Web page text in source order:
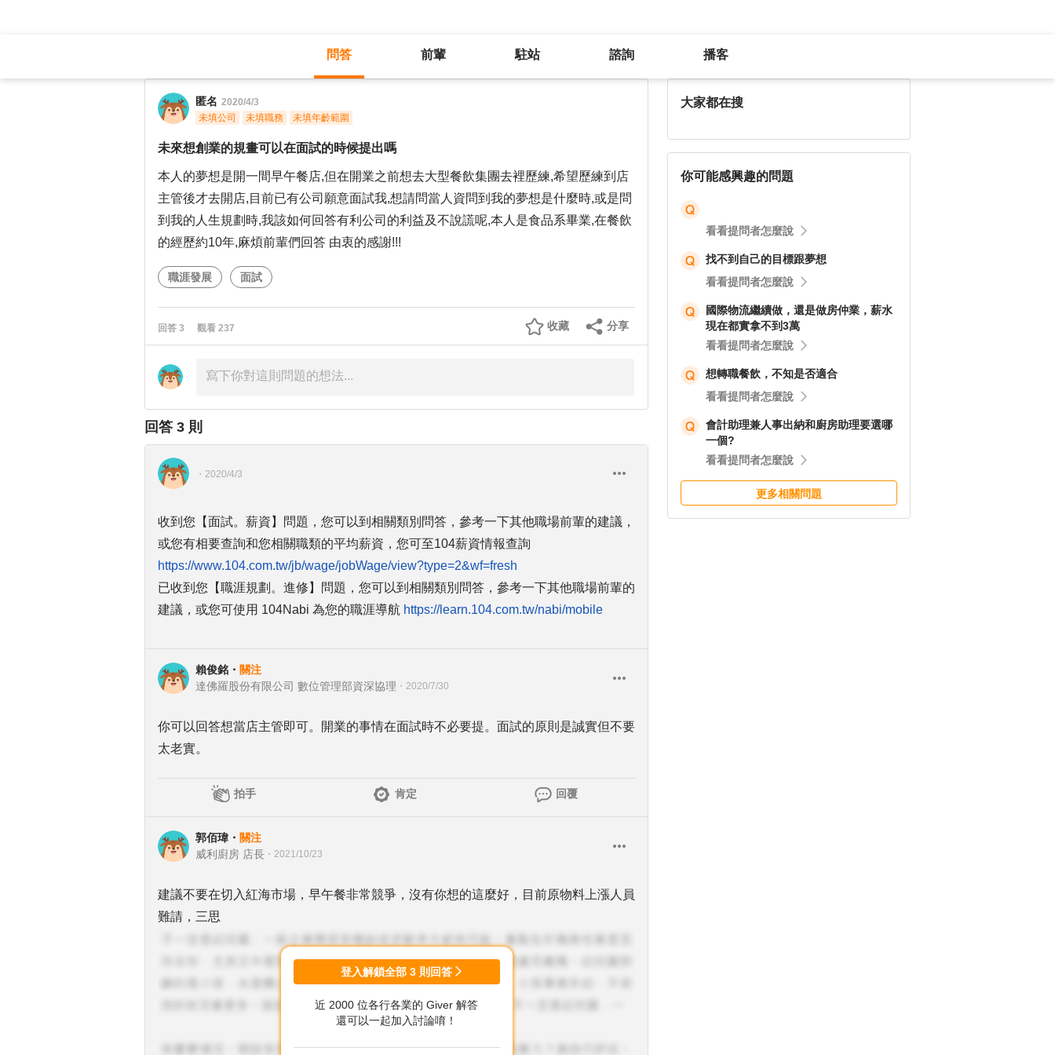
問答 前輩 駐站 諮詢 播客
匿名 2020/4/3
未填公司
未填職務 未填年齡範圍
未來想創業的規畫可以在面試的時候提出嗎
本人的夢想是開一間早午餐店,但在開業之前想去大型餐飲集團去裡歷練,希望歷練到店
主管後才去開店,目前已有公司願意面試我,想請問當人資問到我的夢想是什麼時,或是問
到我的人生規劃時,我該如何回答有利公司的利益及不說謊呢,本人是食品系畢業,在餐飲
的經歷約10年,麻煩前輩們回答 由衷的感謝!!!
職涯發展 面試
回答 3 觀看 237 分享
收藏
回答 3 則
・ 2020/4/3
收到您【面試。薪資】問題，您可以到相關類別問答，參考一下其他職場前輩的建議，
或您有相要查詢和您相關職類的平均薪資，您可至104薪資情報查詢
https://www.104.com.tw/jb/wage/jobWage/view?type=2&wf=fresh
已收到您【職涯規劃。進修】問題，您可以到相關類別問答，參考一下其他職場前輩的
建議，或您可使用 104Nabi 為您的職涯導航 https://learn.104.com.tw/nabi/mobile
賴俊銘 ・ 關注
達佛羅股份有限公司 數位管理部資深協理 ・ 2020/7/30
你可以回答想當店主管即可。開業的事情在面試時不必要提。面試的原則是誠實但不要
太老實。
拍手 肯定 回覆
郭佰瑋 ・ 關注
威利廚房 店長 ・ 2021/10/23
建議不要在切入紅海市場，早午餐非常競爭，沒有你想的這麼好，目前原物料上漲人員
難請，三思
登入解鎖全部 3 則回答
近 2000 位各行各業的 Giver 解答
還可以一起加入討論唷！
大家都在搜
你可能感興趣的問題
看看提問者怎麼說
找不到自己的目標跟夢想
看看提問者怎麼說
國際物流繼續做，還是做房仲業，薪水
現在都實拿不到3萬
看看提問者怎麼說
想轉職餐飲，不知是否適合
看看提問者怎麼說
會計助理兼人事出納和廚房助理要選哪
一個?
看看提問者怎麼說
更多相關問題